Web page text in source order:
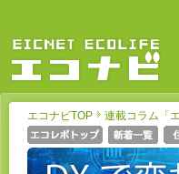
エコナビTOP 連載コラム「